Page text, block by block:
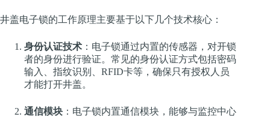
井盖电子锁的工作原理主要基于以下几个技术核心：
身份认证技术 ：电子锁通过内置的传感器，对开锁
者的身份进行验证。常见的身份认证方式包括密码
输入、指纹识别、RFID卡等，确保只有授权人员
才能打开井盖。
通信模块 ：电子锁内置通信模块，能够与监控中心